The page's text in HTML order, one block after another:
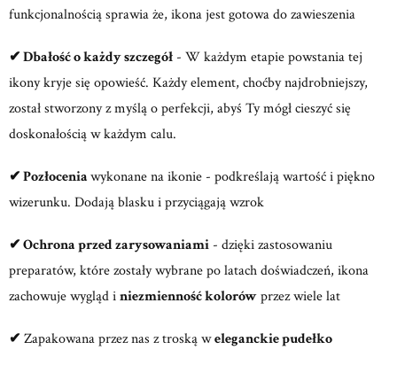
funkcjonalnością sprawia że, ikona jest gotowa do zawieszenia
✔Dbałość o każdy szczegół- W każdym etapie powstania tej
ikony kryje się opowieść. Każdy element, choćby najdrobniejszy,
został stworzony z myślą o perfekcji, abyś Ty mógł cieszyć się
doskonałością w każdym calu.
✔Pozłoceniawykonane na ikonie - podkreślają wartość i piękno
wizerunku. Dodają blasku i przyciągają wzrok
✔Ochrona przed zarysowaniami- dzięki zastosowaniu
preparatów, które zostały wybrane po latach doświadczeń, ikona
zachowuje wygląd iniezmienność kolorówprzez wiele lat
✔ Zapakowana przez nas z troską weleganckie pudełko